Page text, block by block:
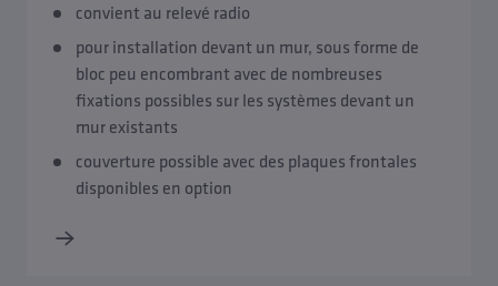
convient au relevé radio
pour installation devant un mur, sous forme de
bloc peu encombrant avec de nombreuses
fixations possibles sur les systèmes devant un
mur existants
couverture possible avec des plaques frontales
disponibles en option